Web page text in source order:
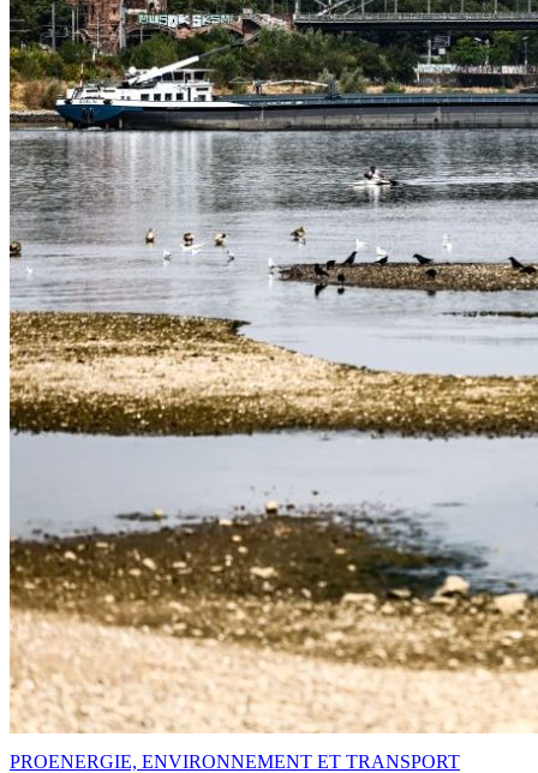
PROENERGIE, ENVIRONNEMENT ET TRANSPORT